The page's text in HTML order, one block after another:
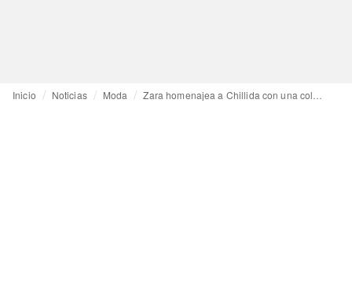
Inicio Noticias Moda